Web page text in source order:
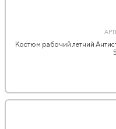
Костюм рабочий летний